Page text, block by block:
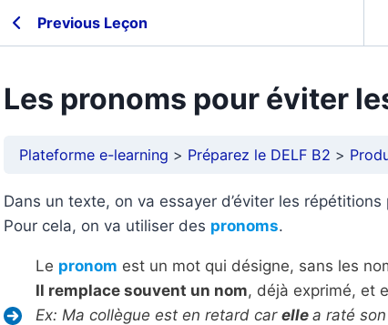
Previous Leçon
Les pronoms pour éviter
Plateforme e-learning Préparez le DELF B2
Dans un texte, on va essayer d’éviter les
Pour cela, on va utiliser des pronoms.
Le pronom est un mot qui désigne, sans les
Il remplace souvent un nom, déjà exprimé, et
Ex: Ma collègue est en retard car elle a raté